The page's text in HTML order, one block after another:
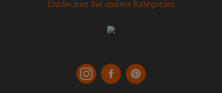
Entdecken Sie andere Kategorien